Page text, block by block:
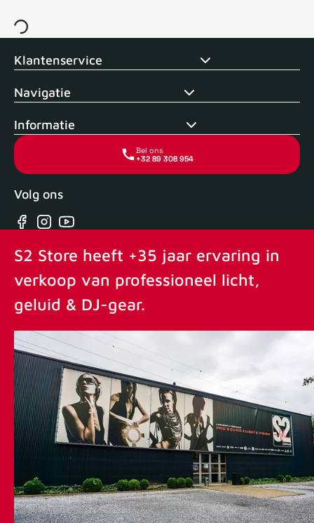
Voor 15uur besteld, zelfde dag verstuurd Echte winkel +35
Klantenservice
Navigatie
Informatie
Bel ons
+32 89 308 954
Volg ons
Facebook
Instagram
YouTube
S2 Store heeft +35 jaar ervaring in
verkoop van professioneel licht,
geluid & DJ-gear.